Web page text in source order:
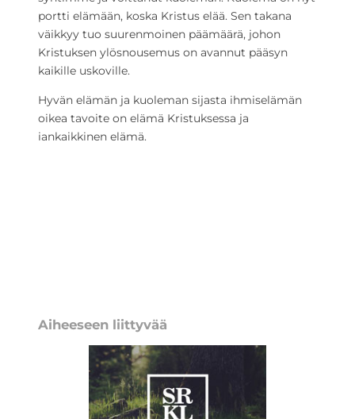
portti elämään, koska Kristus elää. Sen takana
väikkyy tuo suurenmoinen päämäärä, johon
Kristuksen ylösnousemus on avannut pääsyn
kaikille uskoville.
Hyvän elämän ja kuoleman sijasta ihmiselämän
oikea tavoite on elämä Kristuksessa ja
iankaikkinen elämä.
Aiheeseen liittyvää